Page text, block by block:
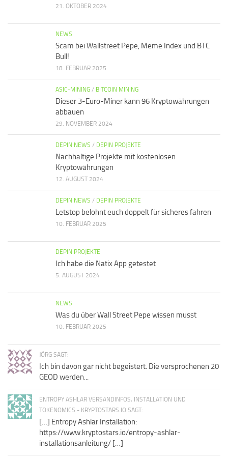
21. OKTOBER 2024
NEWS
Scam bei Wallstreet Pepe, Meme Index und BTC
Bull!
18. FEBRUAR 2025
ASIC-MINING / BITCOIN MINING
Dieser 3-Euro-Miner kann 96 Kryptowährungen
abbauen
29. NOVEMBER 2024
DEPIN NEWS / DEPIN PROJEKTE
Nachhaltige Projekte mit kostenlosen
Kryptowährungen
12. AUGUST 2024
DEPIN NEWS / DEPIN PROJEKTE
Letstop belohnt euch doppelt für sicheres fahren
10. FEBRUAR 2025
DEPIN PROJEKTE
Ich habe die Natix App getestet
5. AUGUST 2024
NEWS
Was du über Wall Street Pepe wissen musst
10. FEBRUAR 2025
JÖRG SAGT:
Ich bin davon gar nicht begeistert. Die versprochenen 20
GEOD werden...
ENTROPY ASHLAR VERSANDINFOS, INSTALLATION UND
TOKENOMICS - KRYPTOSTARS.IO SAGT:
[…] Entropy Ashlar Installation:
https://www.kryptostars.io/entropy-ashlar-
installationsanleitung/ […]